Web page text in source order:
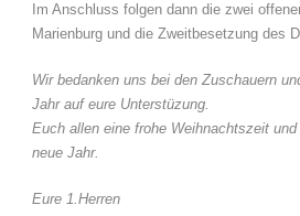
Im Anschluss folgen dann die zwei
Marienburg und die Zweitbesetzung des
Wir bedanken uns bei den Zuschauern
Jahr auf eure Unterstüzung.
Euch allen eine frohe Weihnachtszeit
neue Jahr.
Eure 1.Herren